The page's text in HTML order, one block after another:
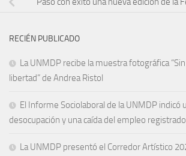
Pasó con éxito una nueva edición de la
RECIÉN PUBLICADO
La UNMDP recibe la muestra fotográfica
libertad” de Andrea Ristol
El Informe Sociolaboral de la UNMDP indicó
desocupación y una caída del empleo registrado
La UNMDP presentó el Corredor Artístico